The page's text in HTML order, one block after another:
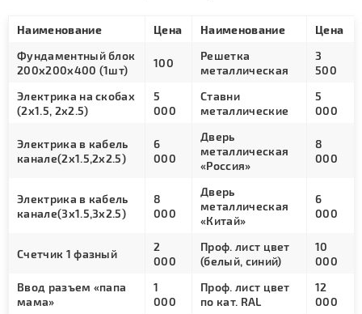
Наименование Цена Наименование
Цена
Фундаментный блок
200х200х400 (1шт)
100
Решетка
металлическая
3
500
Электрика на скобах
(2х1.5, 2х2.5)
5
000
Ставни
металлические
5
000
Электрика в кабель
канале(2х1.5,2х2.5)
6
000
Дверь
металлическая
«Россия»
8
000
Электрика в кабель
канале(3х1.5,3х2.5)
8
000
Дверь
металлическая
«Китай»
6
000
Счетчик 1 фазный
2
000
Проф. лист цвет
(белый, синий)
10
000
Ввод разъем «папа
мама»
1
000
Проф. лист цвет
по кат. RAL
12
000